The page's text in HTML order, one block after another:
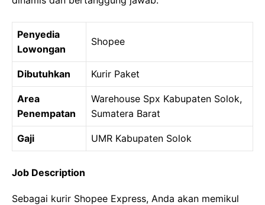
Penyedia
Lowongan
Shopee
Dibutuhkan Kurir Paket
Area
Penempatan
Warehouse Spx Kabupaten Solok,
Sumatera Barat
Gaji UMR Kabupaten Solok
Job Description
Sebagai kurir Shopee Express, Anda akan memikul